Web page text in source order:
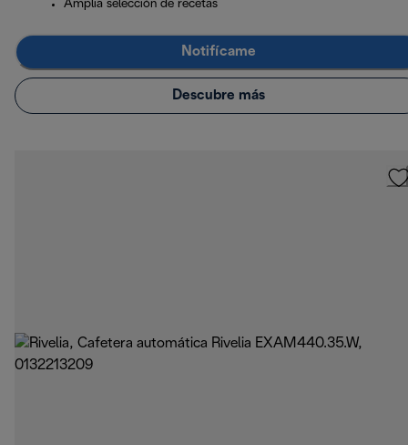
Amplia selección de recetas
Notifícame
Descubre más